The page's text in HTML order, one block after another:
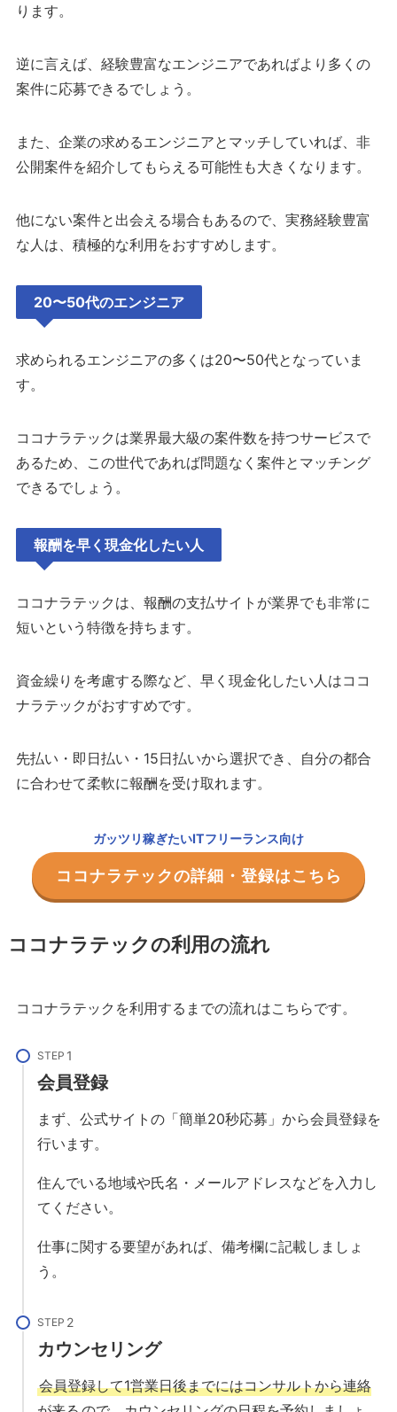
ります。
逆に言えば、経験豊富なエンジニアであればより多くの
案件に応募できるでしょう。
また、企業の求めるエンジニアとマッチしていれば、非
公開案件を紹介してもらえる可能性も大きくなります。
他にない案件と出会える場合もあるので、実務経験豊富
な人は、積極的な利用をおすすめします。
20〜50代のエンジニア
求められるエンジニアの多くは20〜50代となっていま
す。
ココナラテックは業界最大級の案件数を持つサービスで
あるため、この世代であれば問題なく案件とマッチング
できるでしょう。
報酬を早く現金化したい人
ココナラテックは、報酬の支払サイトが業界でも非常に
短いという特徴を持ちます。
資金繰りを考慮する際など、早く現金化したい人はココ
ナラテックがおすすめです。
先払い・即日払い・15日払いから選択でき、自分の都合
に合わせて柔軟に報酬を受け取れます。
ガッツリ稼ぎたいITフリーランス向け
ココナラテックの詳細・登録はこちら
ココナラテックの利用の流れ
ココナラテックを利用するまでの流れはこちらです。
STEP
会員登録
まず、公式サイトの「簡単20秒応募」から会員登録を
行います。
住んでいる地域や氏名・メールアドレスなどを入力し
てください。
仕事に関する要望があれば、備考欄に記載しましょ
う。
STEP
カウンセリング
会員登録して1営業日後までにはコンサルトから連絡